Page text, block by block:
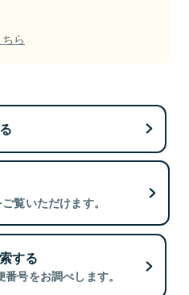
ら
覧いただけます。
する
号をお調べします。